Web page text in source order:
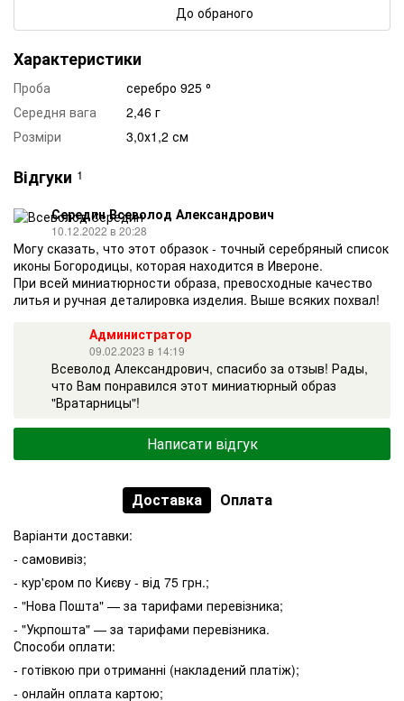
До обраного
Характеристики
Проба
серебро 925 ⁰
Середня вага
2,46 г
Розміри
3,0х1,2 см
Відгуки 1
Середин Всеволод Александрович
10.12.2022 в 20:28
Могу сказать, что этот образок - точный серебряный список
иконы Богородицы, которая находится в Ивероне.
При всей миниатюрности образа, превосходные качество
литья и ручная деталировка изделия. Выше всяких похвал!
Администратор
09.02.2023 в 14:19
Всеволод Александрович, спасибо за отзыв! Рады,
что Вам понравился этот миниатюрный образ
"Вратарницы"!
Написати відгук
Доставка Оплата
Варіанти доставки:
- самовивіз;
- кур'єром по Києву - від 75 грн.;
- "Нова Пошта" — за тарифами перевізника;
- "Укрпошта" — за тарифами перевізника.
Способи оплати:
- готівкою при отриманні (накладений платіж);
- онлайн оплата картою;